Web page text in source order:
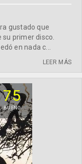
gustado que
primer disco.
en nada c...
LEER MÁS
75
BUENO